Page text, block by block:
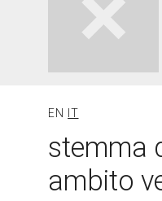
EN IT
stemma
ambito